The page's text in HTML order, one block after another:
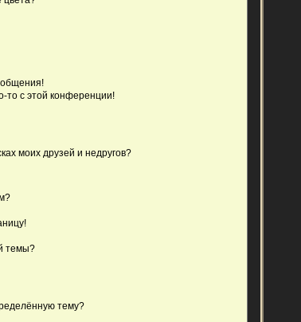
то с этой конференции!
моих друзей и недругов?
темы?
тему?